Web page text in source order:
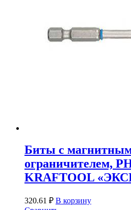
Биты с
ограничителем,
KRAFTOOL
320.61 ₽ В корзину